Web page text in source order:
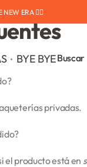
ERA ❤️‍🔥
BYE BYEBuscar
privadas.
el producto está en